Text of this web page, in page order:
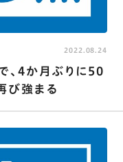
､4か月ぶりに50
び強まる
2022.08.24